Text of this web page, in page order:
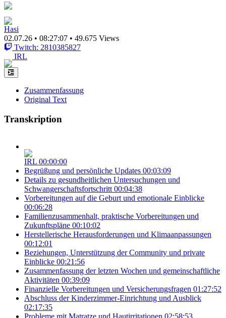
Hasi
02.07.26 • 08:27:07 • 49.675 Views
Twitch: 2810385827
IRL
Zusammenfassung
Original Text
Transkription
IRL 00:00:00
Begrüßung und persönliche Updates 00:03:09
Details zu gesundheitlichen Untersuchungen und
Schwangerschaftsfortschritt 00:04:38
Vorbereitungen auf die Geburt und emotionale Einblicke
00:06:28
Familienzusammenhalt, praktische Vorbereitungen und
Zukunftspläne 00:10:02
Herstellerische Herausforderungen und Klimaanpassungen
00:12:01
Beziehungen, Unterstützung der Community und private
Einblicke 00:21:56
Zusammenfassung der letzten Wochen und gemeinschaftliche
Aktivitäten 00:39:09
Finanzielle Vorbereitungen und Versicherungsfragen 01:27:52
Abschluss der Kinderzimmer-Einrichtung und Ausblick
02:17:35